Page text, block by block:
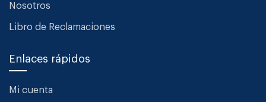
Nosotros
Libro de Reclamaciones
Enlaces rápidos
Mi cuenta